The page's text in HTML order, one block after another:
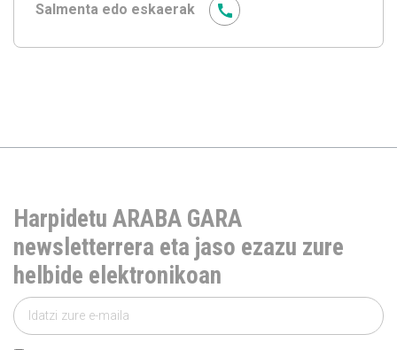
Salmenta edo eskaerak
Harpidetu ARABA GARA
newsletterrera eta jaso ezazu zure
helbide elektronikoan